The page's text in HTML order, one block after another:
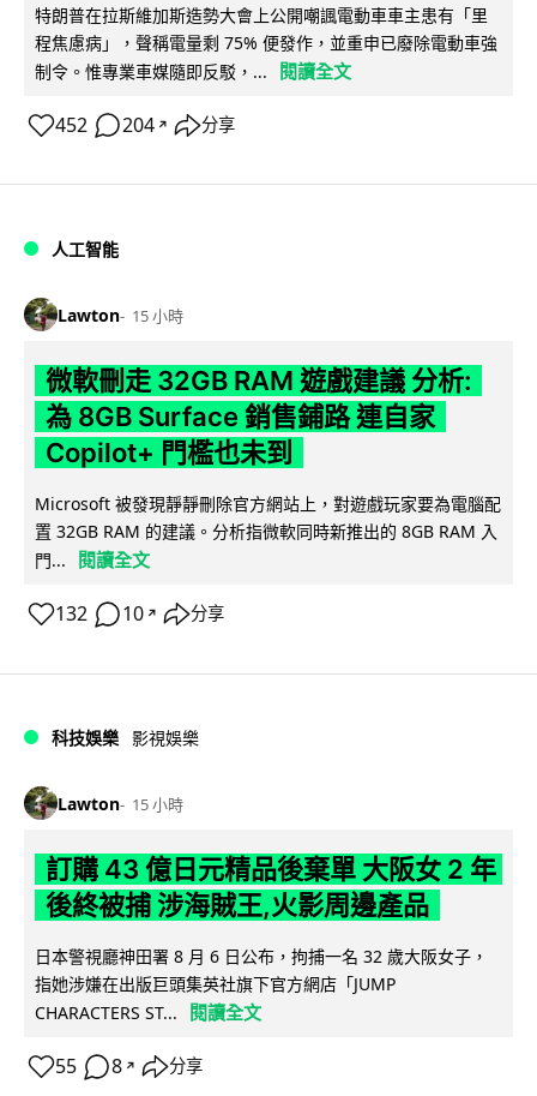
特朗普在拉斯維加斯造勢大會上公開嘲諷電動車車主患有「里
程焦慮病」，聲稱電量剩 75% 便發作，並重申已廢除電動車強
制令。惟專業車媒隨即反駁，...
閱讀全文
452 204 ↗ 分享
人工智能
Lawton 15 小時
微軟刪走 32GB RAM 遊戲建議 分析:
為 8GB Surface 銷售鋪路 連自家
Copilot+ 門檻也未到
Microsoft 被發現靜靜刪除官方網站上，對遊戲玩家要為電腦配
置 32GB RAM 的建議。分析指微軟同時新推出的 8GB RAM 入
門...
閱讀全文
132 10 ↗ 分享
科技娛樂 影視娛樂
Lawton 15 小時
訂購 43 億日元精品後棄單 大阪女 2 年
後終被捕 涉海賊王,火影周邊產品
日本警視廳神田署 8 月 6 日公布，拘捕一名 32 歲大阪女子，
指她涉嫌在出版巨頭集英社旗下官方網店「JUMP
CHARACTERS ST...
閱讀全文
55 8 ↗ 分享